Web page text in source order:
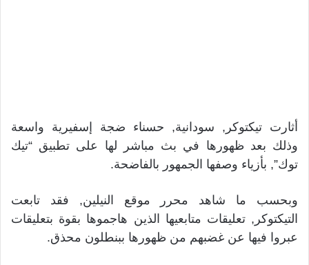
أثارت تيكتوكر, سودانية, حسناء ضجة إسفيرية واسعة
وذلك بعد ظهورها في بث مباشر لها على تطبيق “تيك
توك”, بأزياء وصفها الجمهور بالفاضحة.
وبحسب ما شاهد محرر موقع النيلين, فقد تابعت
التيكتوكر, تعليقات متابعيها الذين هاجموها بقوة بتعليقات
عبروا فيها عن غضبهم من ظهورها ببنطلون محذق.